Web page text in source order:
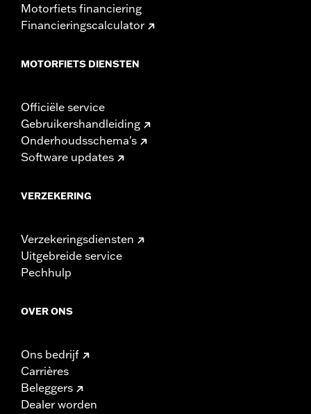
Motorfiets financiering
Financieringscalculator
MOTORFIETS DIENSTEN
Officiële service
Gebruikershandleiding
Onderhoudsschema's
Software updates
VERZEKERING
Verzekeringsdiensten
Uitgebreide service
Pechhulp
OVER ONS
Ons bedrijf
Carrières
Beleggers
Dealer worden